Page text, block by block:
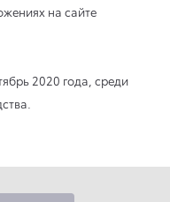
на сайте
2020 года, среди